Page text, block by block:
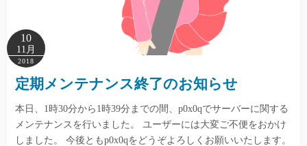
10
11月
2018
定期メンテナンス終了のお知らせ
本日、1時30分から1時39分までの間、p0x0qでサーバーに関する
メンテナンスを行いました。 ユーザーには大変ご不便をおかけ
しました。 今後ともp0x0qをどうぞよろしくお願いいたします。